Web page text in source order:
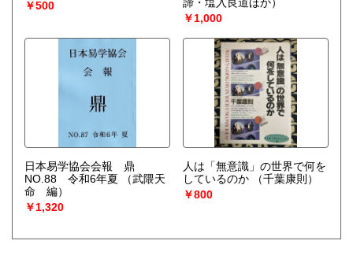
￥500
諦・塩入良道ほか）
￥1,000
日本易学協会会報 鼎
NO.88 令和6年夏
（武隈天
命 編）
￥1,320
人は「無意識」の世界で何を
しているのか
（千葉康則）
￥800